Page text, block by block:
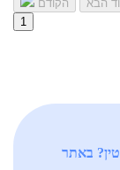
הקודם
1
באתר